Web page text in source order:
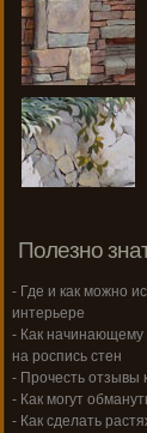
Полезно
- Где и как можно
интерьере
- Как начинающему
на роспись стен
- Прочесть отзывы
- Как могут
- Как сделать